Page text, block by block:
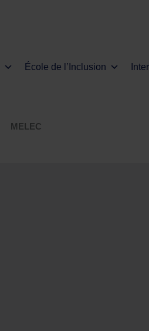
École de l’Inclusion
MELEC